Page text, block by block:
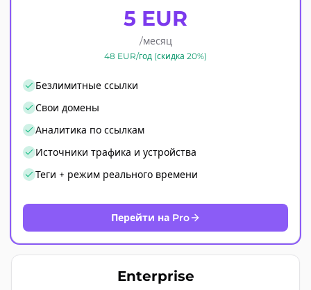
5 EUR
/месяц
48 EUR/год (скидка 20%)
Безлимитные ссылки
Свои домены
Аналитика по ссылкам
Источники трафика и устройства
Теги + режим реального времени
Перейти на Pro
Enterprise